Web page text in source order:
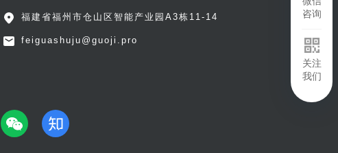
福建省福州市仓山区智能产业园A3栋11-14
feiguashuju@guoji.pro
咨询
关注
我们